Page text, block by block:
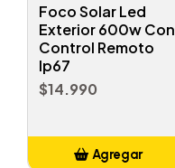
Foco Solar Led
Exterior 600w Con
Control Remoto
Ip67
$14.990
Agregar